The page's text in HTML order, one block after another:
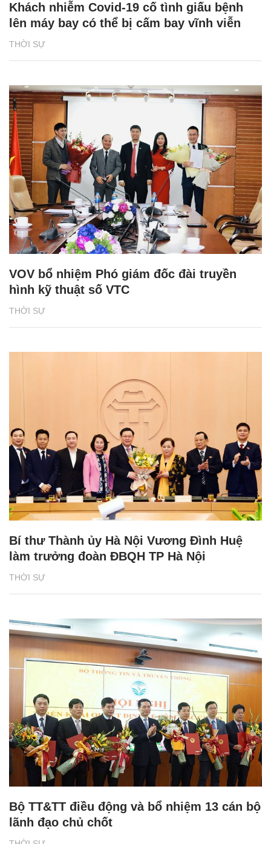
THỜI SỰ
Khách nhiễm Covid-19 cố tình giấu bệnh
lên máy bay có thể bị cấm bay vĩnh viễn
THỜI SỰ
VOV bổ nhiệm Phó giám đốc đài truyền
hình kỹ thuật số VTC
THỜI SỰ
Bí thư Thành ủy Hà Nội Vương Đình Huệ
làm trưởng đoàn ĐBQH TP Hà Nội
Bộ TT&TT điều động và bổ nhiệm 13 cán bộ
lãnh đạo chủ chốt